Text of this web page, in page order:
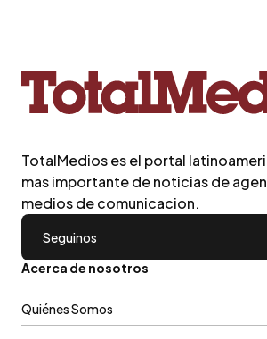
TotalMedios es el portal
mas importante de noticias de
medios de comunicacion.
Seguinos
Acerca de nosotros
Quiénes Somos